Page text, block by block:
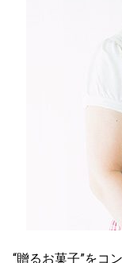
“贈るお菓子”をコ